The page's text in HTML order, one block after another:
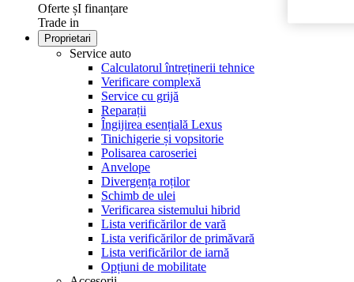
Oferte șI finanțare
Trade in
Proprietari
Service auto
Calculatorul întreținerii tehnice
Verificare complexă
Service cu grijă
Reparații
Îngijirea esențială Lexus
Tinichigerie și vopsitorie
Polisarea caroseriei
Anvelope
Divergența roților
Schimb de ulei
Verificarea sistemului hibrid
Lista verificărilor de vară
Lista verificărilor de primăvară
Lista verificărilor de iarnă
Opțiuni de mobilitate